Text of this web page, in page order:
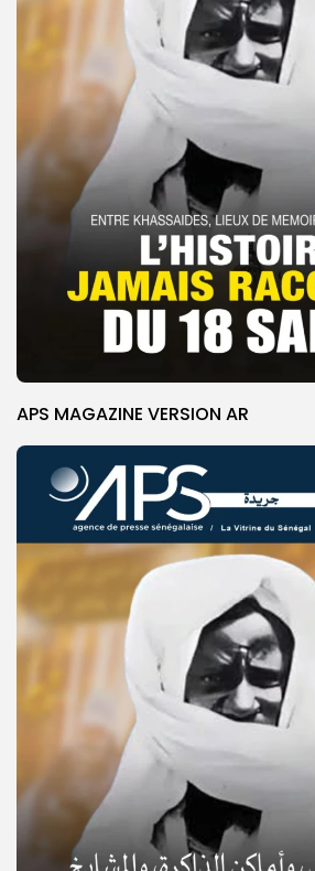
© Copyright 2025, APS
APS MAGAZINE VERSION AR